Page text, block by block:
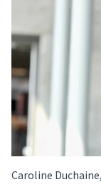
Caroline